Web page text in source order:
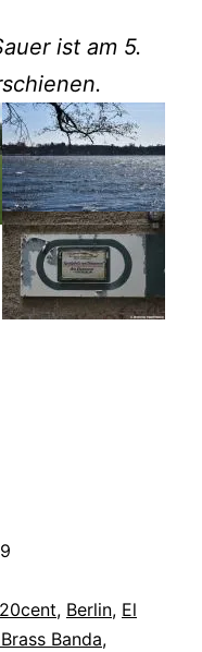
ist am 5.
20cent, Berlin, El
Banda,